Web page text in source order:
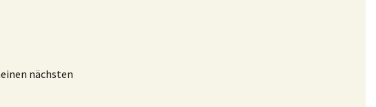
nächsten